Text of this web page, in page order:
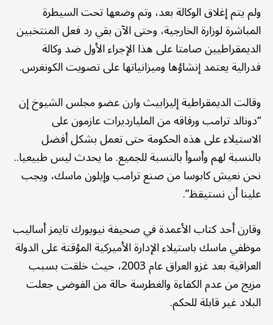
ولم يتم إغلاق الوكالة بعد، وتم وضعها تحت السيطرة
المباشرة لوزارة الخارجية، وحتى الآن بقي رد فعل المنتخبين
الديمقراطيين صامتا على هذا الإجراء الأول ضد وكالة
فدرالية يعتمد إنشاؤها وميزانياتها على تصويت الكونغرس.
وقالت الديمقراطية إليزابيث وارن عضو مجلس الشيوخ إن
“دونالد ترامب ورفاقه من المليارديرات عازمون على
الاستيلاء على هذه الحكومة حتى تعمل بشكل أفضل
بالنسبة لهم وأسوأ بالنسبة للجميع. ما يحدث ليس طبيعيا..
نحن نعيش كابوسا من صنع ترامب وإيلون ماسك، ويجب
علينا أن نستيقظ”.
وقارن أحد كتاب الأعمدة في صحيفة نيويورك تايمز أساليب
موظفي ماسك باستيلاء الإدارة الأميركية المؤقتة على الدولة
العراقية بعد غزو العراق عام 2003، حيث خلقت بسبب
مزيج من عدم الكفاءة والغطرسة حالة من الفوضى جعلت
البلاد غير قابلة للحكم.